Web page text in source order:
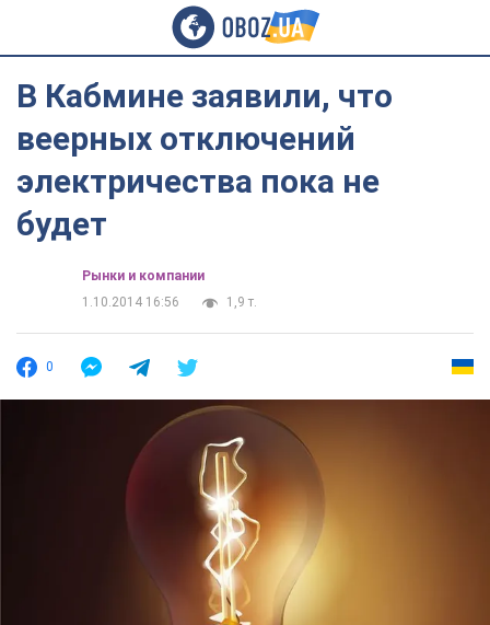
В Кабмине заявили, что
веерных отключений
электричества пока не
будет
Рынки и компании
1.10.2014 16:56
1,9 т.
0